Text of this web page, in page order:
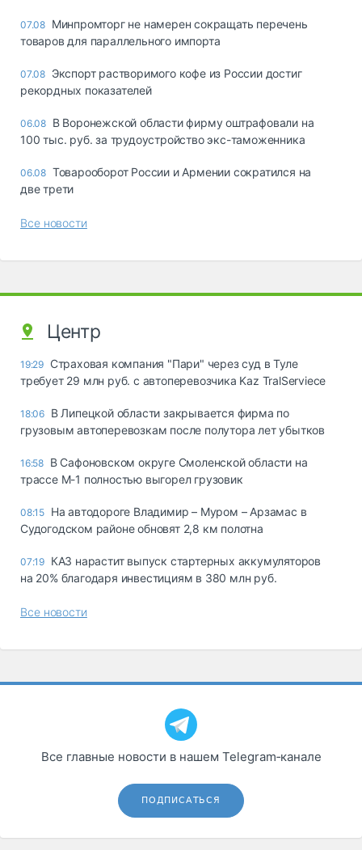
07.08 Минпромторг не намерен сокращать перечень
товаров для параллельного импорта
07.08 Экспорт растворимого кофе из России достиг
рекордных показателей
06.08 В Воронежской области фирму оштрафовали на
100 тыс. руб. за трудоустройство экс-таможенника
06.08 Товарооборот России и Армении сократился на
две трети
Все новости
Центр
19:29 Страховая компания "Пари" через суд в Туле
требует 29 млн руб. с автоперевозчика Kaz TralServiece
18:06 В Липецкой области закрывается фирма по
грузовым автоперевозкам после полутора лет убытков
16:58 В Сафоновском округе Смоленской области на
трассе М-1 полностью выгорел грузовик
08:15 На автодороге Владимир – Муром – Арзамас в
Судогодском районе обновят 2,8 км полотна
07:19 КАЗ нарастит выпуск стартерных аккумуляторов
на 20% благодаря инвестициям в 380 млн руб.
Все новости
Все главные новости в нашем Telegram‑канале
ПОДПИСАТЬСЯ